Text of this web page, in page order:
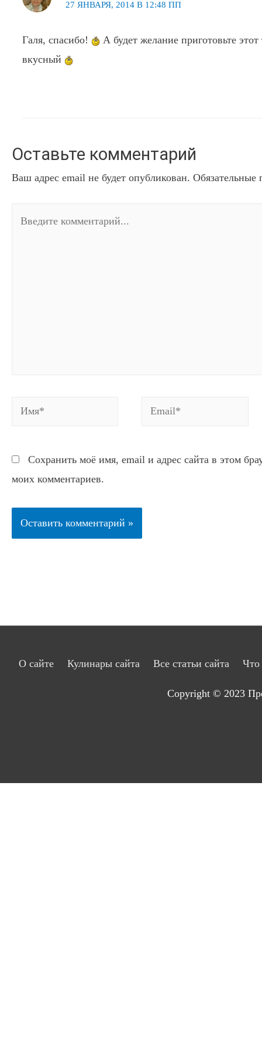
27 ЯНВАРЯ, 2014 В 12:48 ПП
Галя, спасибо!
А будет желание приготовьте
вкусный
Оставьте комментарий
Ваш адрес email не будет опубликован.
Имя* Email*
Сохранить моё имя, email и адрес сайта в этом
моих комментариев.
О сайте Кулинары сайта Все статьи сайта Что
Copyright © 2023